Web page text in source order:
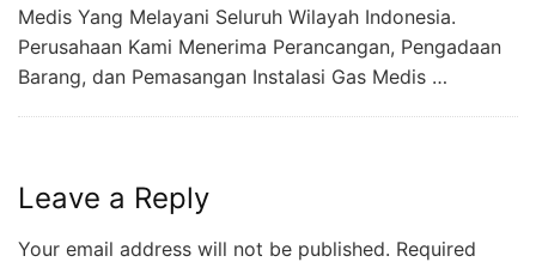
Medis Yang Melayani Seluruh Wilayah Indonesia.
Perusahaan Kami Menerima Perancangan, Pengadaan
Barang, dan Pemasangan Instalasi Gas Medis …
Leave a Reply
Your email address will not be published. Required